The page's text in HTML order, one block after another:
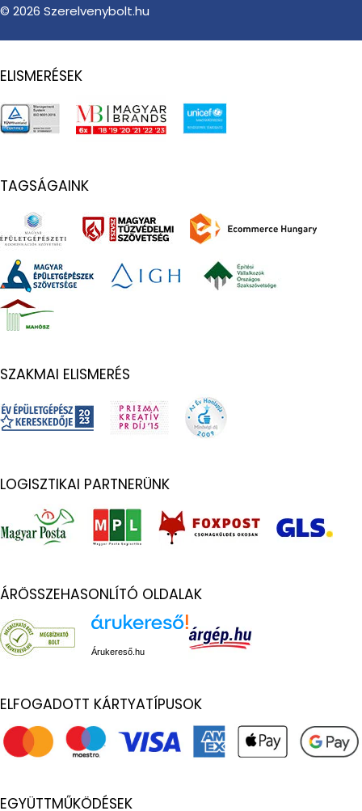
© 2026 Szerelvenybolt.hu
ELISMERÉSEK
TAGSÁGAINK
SZAKMAI ELISMERÉS
LOGISZTIKAI PARTNERÜNK
ÁRÖSSZEHASONLÍTÓ OLDALAK
Árukereső.hu
ELFOGADOTT KÁRTYATÍPUSOK
EGYÜTTMŰKÖDÉSEK